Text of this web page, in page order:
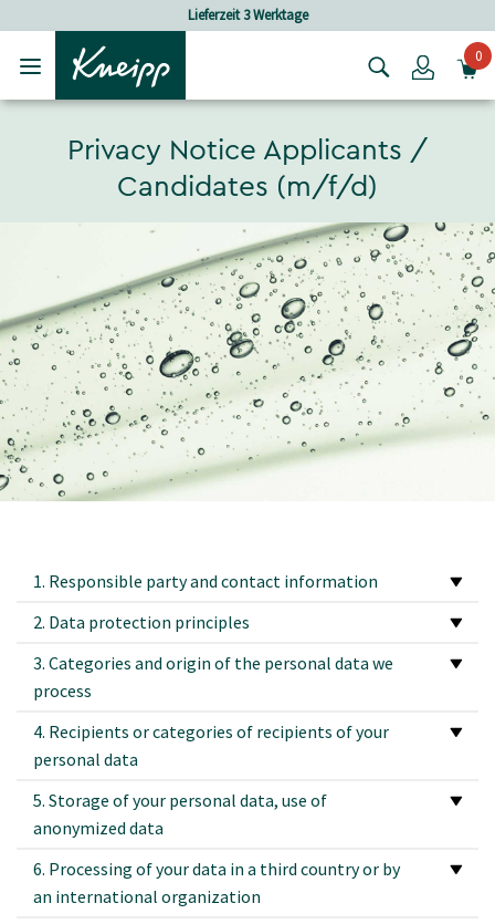
Lieferzeit 3 Werktage
Login0
Privacy Notice Applicants /
Candidates (m/f/d)
1. Responsible party and contact information
2. Data protection principles
3. Categories and origin of the personal data we
process
4. Recipients or categories of recipients of your
personal data
5. Storage of your personal data, use of
anonymized data
6. Processing of your data in a third country or by
an international organization